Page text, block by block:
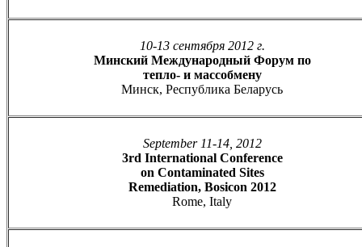
10-13 сентября 2012 г.
Минский Международный Форум по
тепло- и массобмену
Минск, Республика Беларусь
September 11-14, 2012
3rd International Conference
on Contaminated Sites
Remediation, Bosicon 2012
Rome, Italy